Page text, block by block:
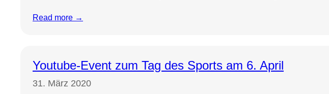
Read more →
Youtube-Event zum Tag des Sports am 6. April
31. März 2020